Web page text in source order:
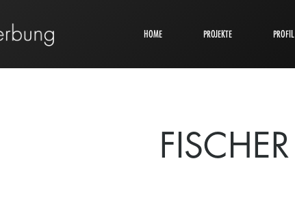
HOME PROJEKTE PROFIL
FISCHER